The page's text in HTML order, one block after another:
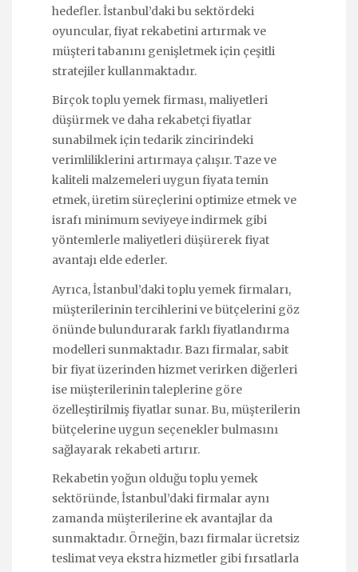
hedefler. İstanbul’daki bu sektördeki
oyuncular, fiyat rekabetini artırmak ve
müşteri tabanını genişletmek için çeşitli
stratejiler kullanmaktadır.
Birçok toplu yemek firması, maliyetleri
düşürmek ve daha rekabetçi fiyatlar
sunabilmek için tedarik zincirindeki
verimliliklerini artırmaya çalışır. Taze ve
kaliteli malzemeleri uygun fiyata temin
etmek, üretim süreçlerini optimize etmek ve
israfı minimum seviyeye indirmek gibi
yöntemlerle maliyetleri düşürerek fiyat
avantajı elde ederler.
Ayrıca, İstanbul’daki toplu yemek firmaları,
müşterilerinin tercihlerini ve bütçelerini göz
önünde bulundurarak farklı fiyatlandırma
modelleri sunmaktadır. Bazı firmalar, sabit
bir fiyat üzerinden hizmet verirken diğerleri
ise müşterilerinin taleplerine göre
özelleştirilmiş fiyatlar sunar. Bu, müşterilerin
bütçelerine uygun seçenekler bulmasını
sağlayarak rekabeti artırır.
Rekabetin yoğun olduğu toplu yemek
sektöründe, İstanbul’daki firmalar aynı
zamanda müşterilerine ek avantajlar da
sunmaktadır. Örneğin, bazı firmalar ücretsiz
teslimat veya ekstra hizmetler gibi fırsatlarla